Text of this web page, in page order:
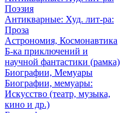
Поэзия
Антикварные: Худ. лит-ра:
Проза
Астрономия, Космонавтика
Б-ка приключений и
научной фантастики (рамка)
Биографии, Мемуары
Биографии, мемуары:
Искусство (театр, музыка,
кино и др.)